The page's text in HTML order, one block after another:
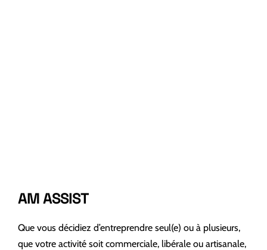
AM ASSIST
Que vous décidiez d’entreprendre seul(e) ou à plusieurs,
que votre activité soit commerciale, libérale ou artisanale,